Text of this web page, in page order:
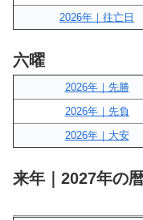
2026年｜往亡日
六曜
2026年｜先勝
2026年｜先負
2026年｜大安
来年｜2027年の